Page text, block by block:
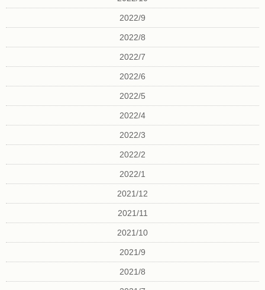
2022/9
2022/8
2022/7
2022/6
2022/5
2022/4
2022/3
2022/2
2022/1
2021/12
2021/11
2021/10
2021/9
2021/8